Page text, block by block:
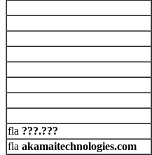
???.???
akamaitechnologies.com